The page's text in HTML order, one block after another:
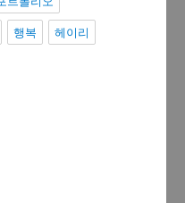
행복 헤이리